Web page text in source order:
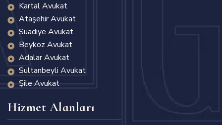
Kartal Avukat
Ataşehir Avukat
Suadiye Avukat
Beykoz Avukat
Adalar Avukat
Sultanbeyli Avukat
Şile Avukat
Hizmet Alanları